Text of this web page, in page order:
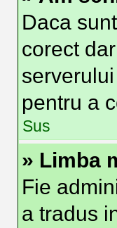
Daca
corect
pentru a
Sus
» Limba
Fie
a tradus